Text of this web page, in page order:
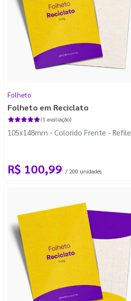
Folheto
Folheto em Reciclato
(1 avaliação)
105x148mm - Colorido Frente - Refile
R$ 100,99 / 200 unidades